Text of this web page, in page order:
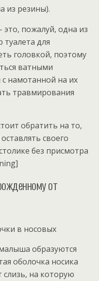
из резины).
это, пожалуй, одна из
для
головкой, поэтому
ватными
намотанной на их
травмирования
обратить на то,
своего
без присмотра
от
в носовых
образуются
оболочка носика
на которую